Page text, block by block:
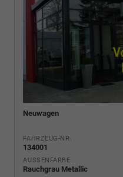
Neuwagen
FAHRZEUG-NR.
134001
AUSSENFARBE
Rauchgrau Metallic